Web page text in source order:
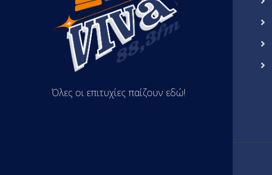
Όλες οι επιτυχίες παίζουν εδώ!